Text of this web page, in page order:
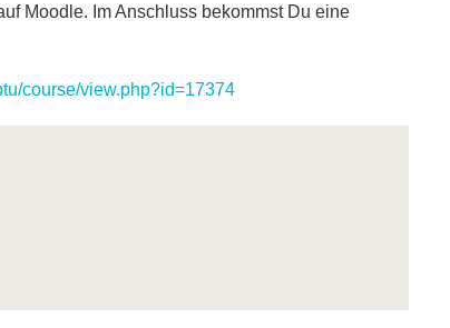
Moodle. Im Anschluss bekommst Du eine
course/view.php?id=17374